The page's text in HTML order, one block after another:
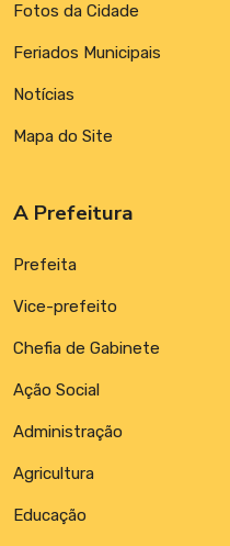
Fotos da Cidade
Feriados Municipais
Notícias
Mapa do Site
A Prefeitura
Prefeita
Vice-prefeito
Chefia de Gabinete
Ação Social
Administração
Agricultura
Educação